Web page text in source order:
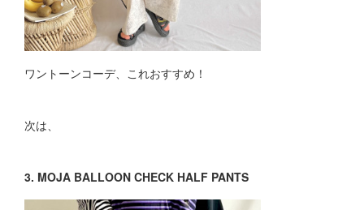
ワントーンコーデ、これおすすめ！
次は、
3. MOJA BALLOON CHECK HALF PANTS